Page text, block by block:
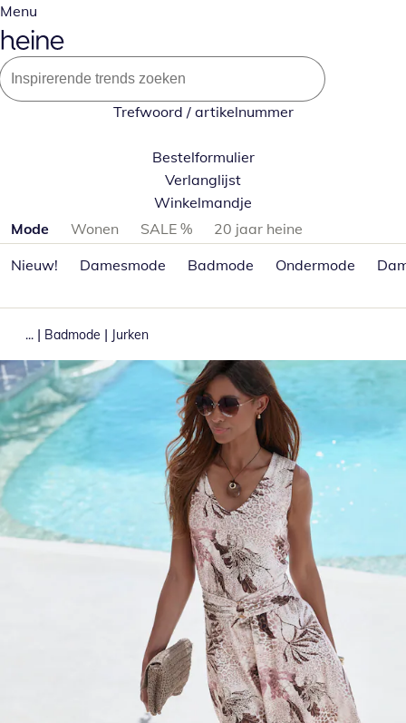
Menu
Trefwoord / artikelnummer
Bestelformulier
Verlanglijst
Winkelmandje
Productcategorieën overslaan
Mode Wonen SALE %
20 jaar heine
Nieuw!
Damesmode Badmode Ondermode
... | Badmode | Jurken